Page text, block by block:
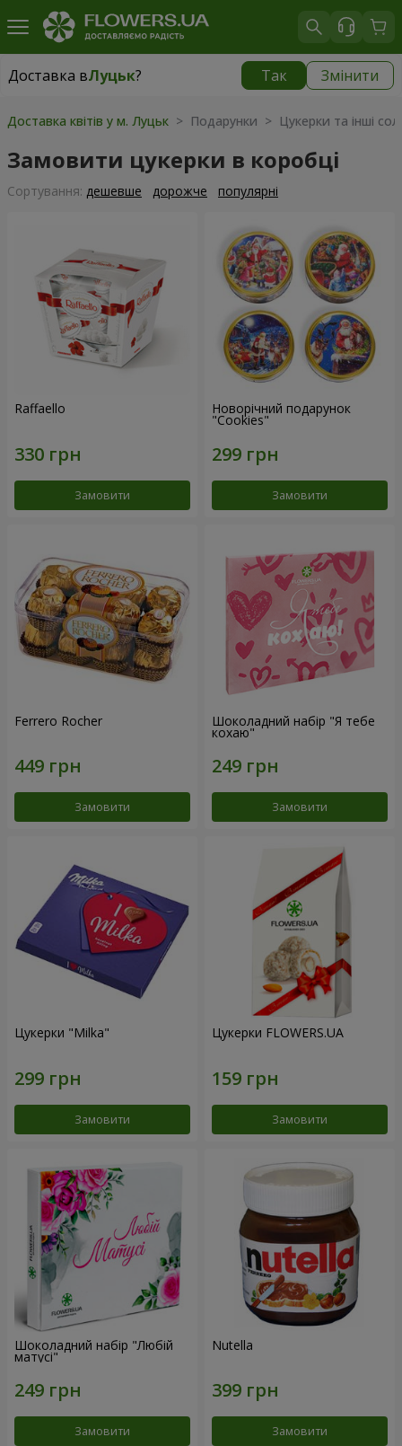
Доставка вЛуцьк? Так Змінити
Доставка вЛуцьк|
Доставка квітів у м. Луцьк > Подарунки > Цукерки та інші
Замовити цукерки в коробці
Сортування: дешевше дорожче популярні
Raffaello
Замовити
Новорічний подарунок
"Cookies"
Замовити
Ferrero Rocher
Замовити
Шоколадний набір "Я тебе
кохаю"
Замовити
Цукерки "Milka"
Замовити
Цукерки FLOWERS.UA
Замовити
Шоколадний набір "Любій
матусі"
Замовити
Nutella
Замовити